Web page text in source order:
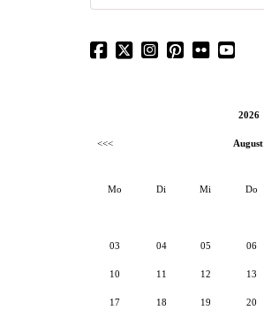
2026
<<< August
Mo Di Mi Do
03 04 05 06
10 11 12 13
17 18 19 20